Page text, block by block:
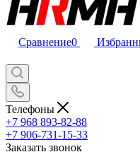
Сравнение0
Телефоны
+7 968 893-82-88
+7 906-731-15-33
Заказать звонок